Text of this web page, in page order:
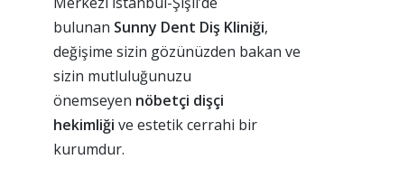
bulunan Sunny Dent Diş Kliniği,
değişime sizin gözünüzden bakan ve
sizin mutluluğunuzu
önemseyen nöbetçi dişçi
hekimliği ve estetik cerrahi bir
kurumdur.